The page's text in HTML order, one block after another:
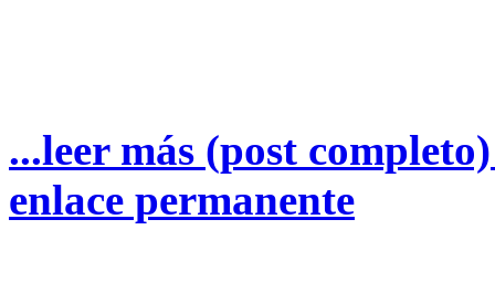
...leer más (post
enlace permanente